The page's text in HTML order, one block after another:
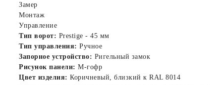
Замер
Монтаж
Управление
Тип ворот: Prestige - 45 мм
Тип управления: Ручное
Запорное устройство: Ригельный замок
Рисунок панели: M-гофр
Цвет изделия: Коричневый, близкий к RAL 8014